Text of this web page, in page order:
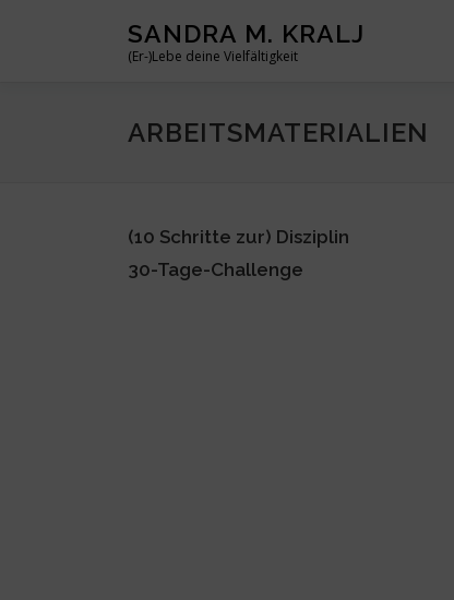
SANDRA M. KRALJ
(Er-)Lebe deine Vielfältigkeit
ARBEITSMATERIALIEN
(10 Schritte zur) Disziplin
30-Tage-Challenge